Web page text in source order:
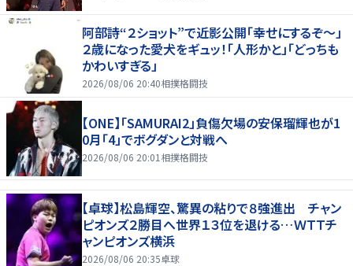
阿部詩“２ショット”で近影公開「幸せにするぞ〜」
２歳になった愛犬をギュッ！「人形かと」「どっちも
かわいすぎる」
2026/08/06 20:40相撲格闘技
【ONE】「SAMURAI2」負傷欠場の安保瑠輝也が1
0月「4」でボグダンと対戦へ
2026/08/06 20:01 相撲格闘技
【卓球】松島輝空、驚異の粘りで８強進出 チャン
ピオンズ２勝目へ世界１３位を退ける…ＷＴＴチ
ャンピオンズ横浜
2026/08/06 20:35卓球